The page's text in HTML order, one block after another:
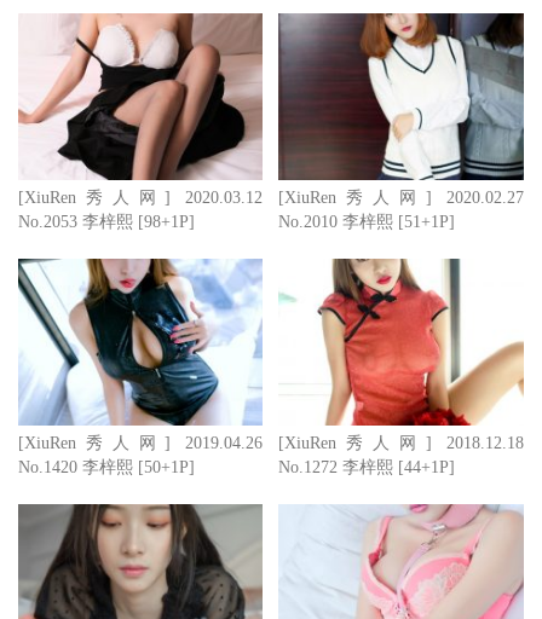
[XiuRen秀人网] 2020.03.12
No.2053 李梓熙 [98+1P]
[XiuRen秀人网] 2020.02.27
No.2010 李梓熙 [51+1P]
[XiuRen秀人网] 2019.04.26
No.1420 李梓熙 [50+1P]
[XiuRen秀人网] 2018.12.18
No.1272 李梓熙 [44+1P]